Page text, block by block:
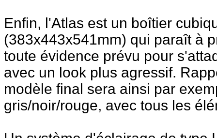
Enfin, l'Atlas est un boîtier
(383x443x541mm) qui paraît à
toute évidence prévu pour
avec un look plus agressif.
modèle final sera ainsi par
gris/noir/rouge, avec tous les